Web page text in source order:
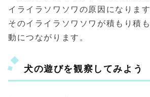
イライラソワソワの原因になります
そのイライラソワソワが積もり積
動につながります。
犬の遊びを観察してみよう